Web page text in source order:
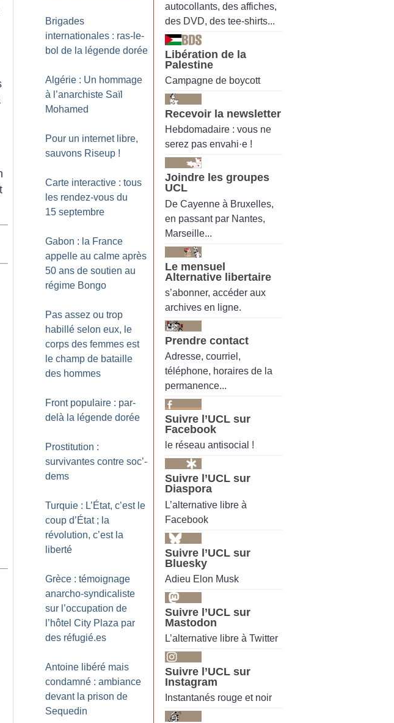
Brigades
internationales : ras-le-
bol de la légende dorée
Algérie : Un hommage
à l’anarchiste Saïl
Mohamed
Pour un internet libre,
sauvons Riseup !
Carte interactive : tous
les rendez-vous du
15 septembre
Gabon : la France
appelle au calme après
50 ans de soutien au
régime Bongo
Pas assez ou trop
habillé selon eux, le
corps des femmes est
le champ de bataille
des hommes
Front populaire : par-
delà la légende dorée
Prostitution :
survivantes contre soc’-
dems
Turquie : L’État, c’est le
coup d’État ; la
révolution, c’est la
liberté
Grèce : témoignage
anarcho-syndicaliste
sur l’occupation de
l’hôtel City Plaza par
des réfugié.es
Antoine libéré mais
condamné : ambiance
devant la prison de
Sequedin
autocollants, des affiches,
des DVD, des tee-shirts...
Libération de la
Palestine
Campagne de boycott
Recevoir la newsletter
Hebdomadaire : vous ne
serez pas envahi·e !
Joindre les groupes
UCL
De Cayenne à Bruxelles,
en passant par Nantes,
Marseille...
Le mensuel
Alternative libertaire
s’abonner, accéder aux
archives en ligne.
Prendre contact
Adresse, courriel,
téléphone, horaires de la
permanence...
Suivre l’UCL sur
Facebook
le réseau antisocial !
Suivre l’UCL sur
Diaspora
L’alternative libre à
Facebook
Suivre l’UCL sur
Bluesky
Adieu Elon Musk
Suivre l’UCL sur
Mastodon
L’alternative libre à Twitter
Suivre l’UCL sur
Instagram
Instantanés rouge et noir